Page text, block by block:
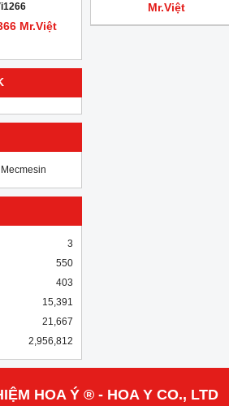
Mr.Việt
DAIHAN
Hotline: 0986.817.366
3
550
403
15,391
21,667
2,956,812
Mr.Việt
HOA Ý ® - HOA Y CO., LTD